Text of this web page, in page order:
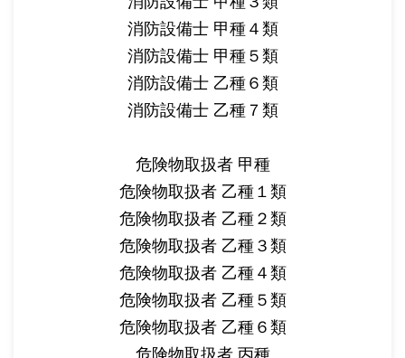
消防設備士 甲種４類
消防設備士 甲種５類
消防設備士 乙種６類
消防設備士 乙種７類
危険物取扱者 甲種
危険物取扱者 乙種１類
危険物取扱者 乙種２類
危険物取扱者 乙種３類
危険物取扱者 乙種４類
危険物取扱者 乙種５類
危険物取扱者 乙種６類
危険物取扱者 丙種